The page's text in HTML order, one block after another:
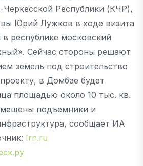
Республики (КЧР),
Юрий Лужков в ходе визита
республике московский
Сейчас стороны решают
земель под строительство
в Домбае будет
площадью около 10 тыс. кв.
подъемники и
сообщает ИА
Irn.ru